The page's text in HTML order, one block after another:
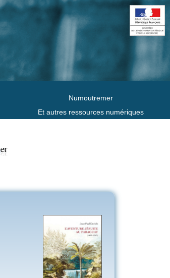
Numoutremer
Et autres ressources numériques